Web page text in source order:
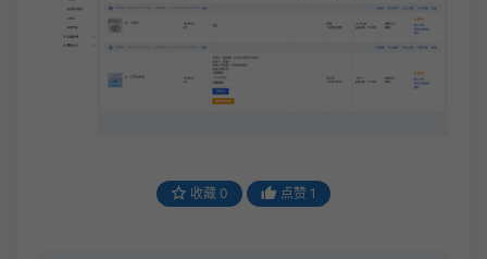
收藏 0 点赞 1